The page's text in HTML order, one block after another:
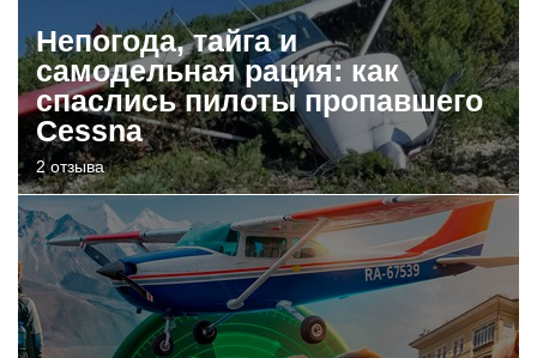
Непогода, тайга и
самодельная рация: как
спаслись пилоты пропавшего
Cessna
2 отзыва